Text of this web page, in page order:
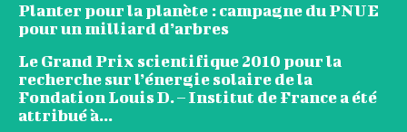
Planter pour la planète : campagne du PNUE
pour un milliard d’arbres
Le Grand Prix scientifique 2010 pour la
recherche sur l’énergie solaire de la
Fondation Louis D. – Institut de France a été
attribué à...